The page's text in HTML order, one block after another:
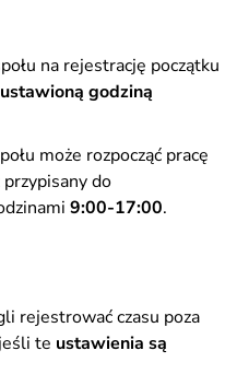
na rejestrację początku
godziną
może rozpocząć pracę
do
9:00-17:00.
rejestrować czasu poza
te ustawienia są